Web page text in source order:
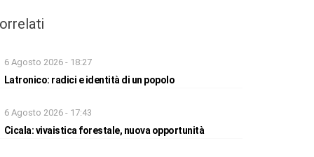
6 Agosto 2026 - 18:27
Latronico: radici e identità di un popolo
6 Agosto 2026 - 17:43
Cicala: vivaistica forestale, nuova opportunità